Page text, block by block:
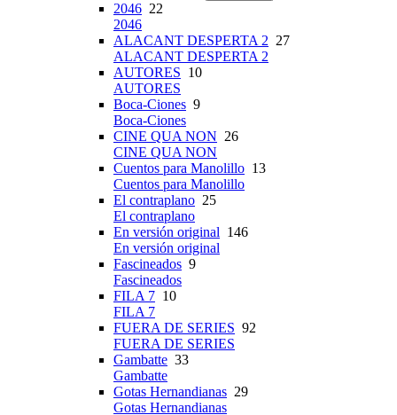
2046 22
2046
ALACANT DESPERTA 2 27
ALACANT DESPERTA 2
AUTORES 10
AUTORES
Boca-Ciones 9
Boca-Ciones
CINE QUA NON 26
CINE QUA NON
Cuentos para Manolillo 13
Cuentos para Manolillo
El contraplano 25
El contraplano
En versión original 146
En versión original
Fascineados 9
Fascineados
FILA 7 10
FILA 7
FUERA DE SERIES 92
FUERA DE SERIES
Gambatte 33
Gambatte
Gotas Hernandianas 29
Gotas Hernandianas